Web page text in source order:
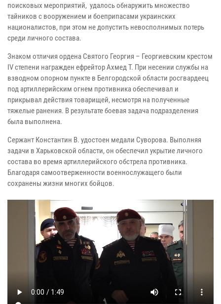
поисковых мероприятий, удалось обнаружить множество
тайников с вооружением и боеприпасами украинских
националистов, при этом не допустить невосполнимых потерь
среди личного состава.
Знаком отличия ордена Святого Георгия – Георгиевским крестом
IV степени награжден ефрейтор Ахмед Т. При несении службы на
взводном опорном пункте в Белгородской области росгвардеец
под артиллерийским огнем противника обеспечивал и
прикрывал действия товарищей, несмотря на полученные
тяжелые ранения. В результате боевая задача подразделения
была выполнена.
Сержант Константин В. удостоен медали Суворова. Выполняя
задачи в Харьковской области, он обеспечил укрытие личного
состава во время артиллерийского обстрела противника.
Благодаря самоотверженности военнослужащего были
сохранены жизни многих бойцов.